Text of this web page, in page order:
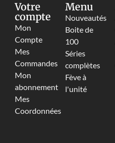
Votre
compte
Mon
Compte
Mes
Commandes
Mon
abonnement
Mes
Coordonnées
Menu
Nouveautés
Boite de
100
Séries
complètes
Fève à
l'unité